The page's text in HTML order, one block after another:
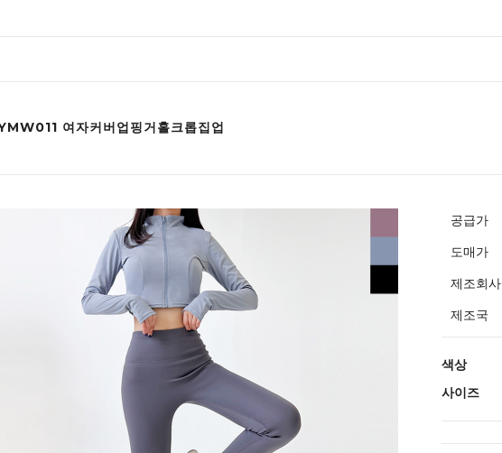
여자커버업핑거홀크롭집업
공급가
도매가
제조회사
제조국
색상
사이즈